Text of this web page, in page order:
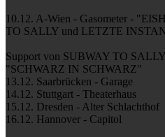
10.12. A-Wien - Gasometer -
TO SALLY und LETZTE
Support von SUBWAY TO
"SCHWARZ IN SCHWARZ"
13.12. Saarbrücken - Garage
14.12. Stuttgart - Theaterhaus
15.12. Dresden - Alter Schlachthof
16.12. Hannover - Capitol